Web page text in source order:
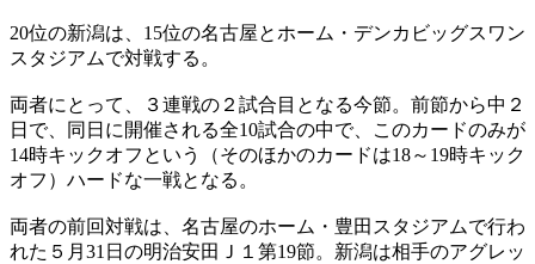
20位の新潟は、15位の名古屋とホーム・デンカビッグスワン
スタジアムで対戦する。
両者にとって、３連戦の２試合目となる今節。前節から中２
日で、同日に開催される全10試合の中で、このカードのみが
14時キックオフという（そのほかのカードは18～19時キック
オフ）ハードな一戦となる。
両者の前回対戦は、名古屋のホーム・豊田スタジアムで行わ
れた５月31日の明治安田Ｊ１第19節。新潟は相手のアグレッ